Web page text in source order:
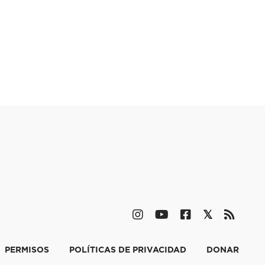
PERMISOS POLÍTICAS DE PRIVACIDAD DONAR